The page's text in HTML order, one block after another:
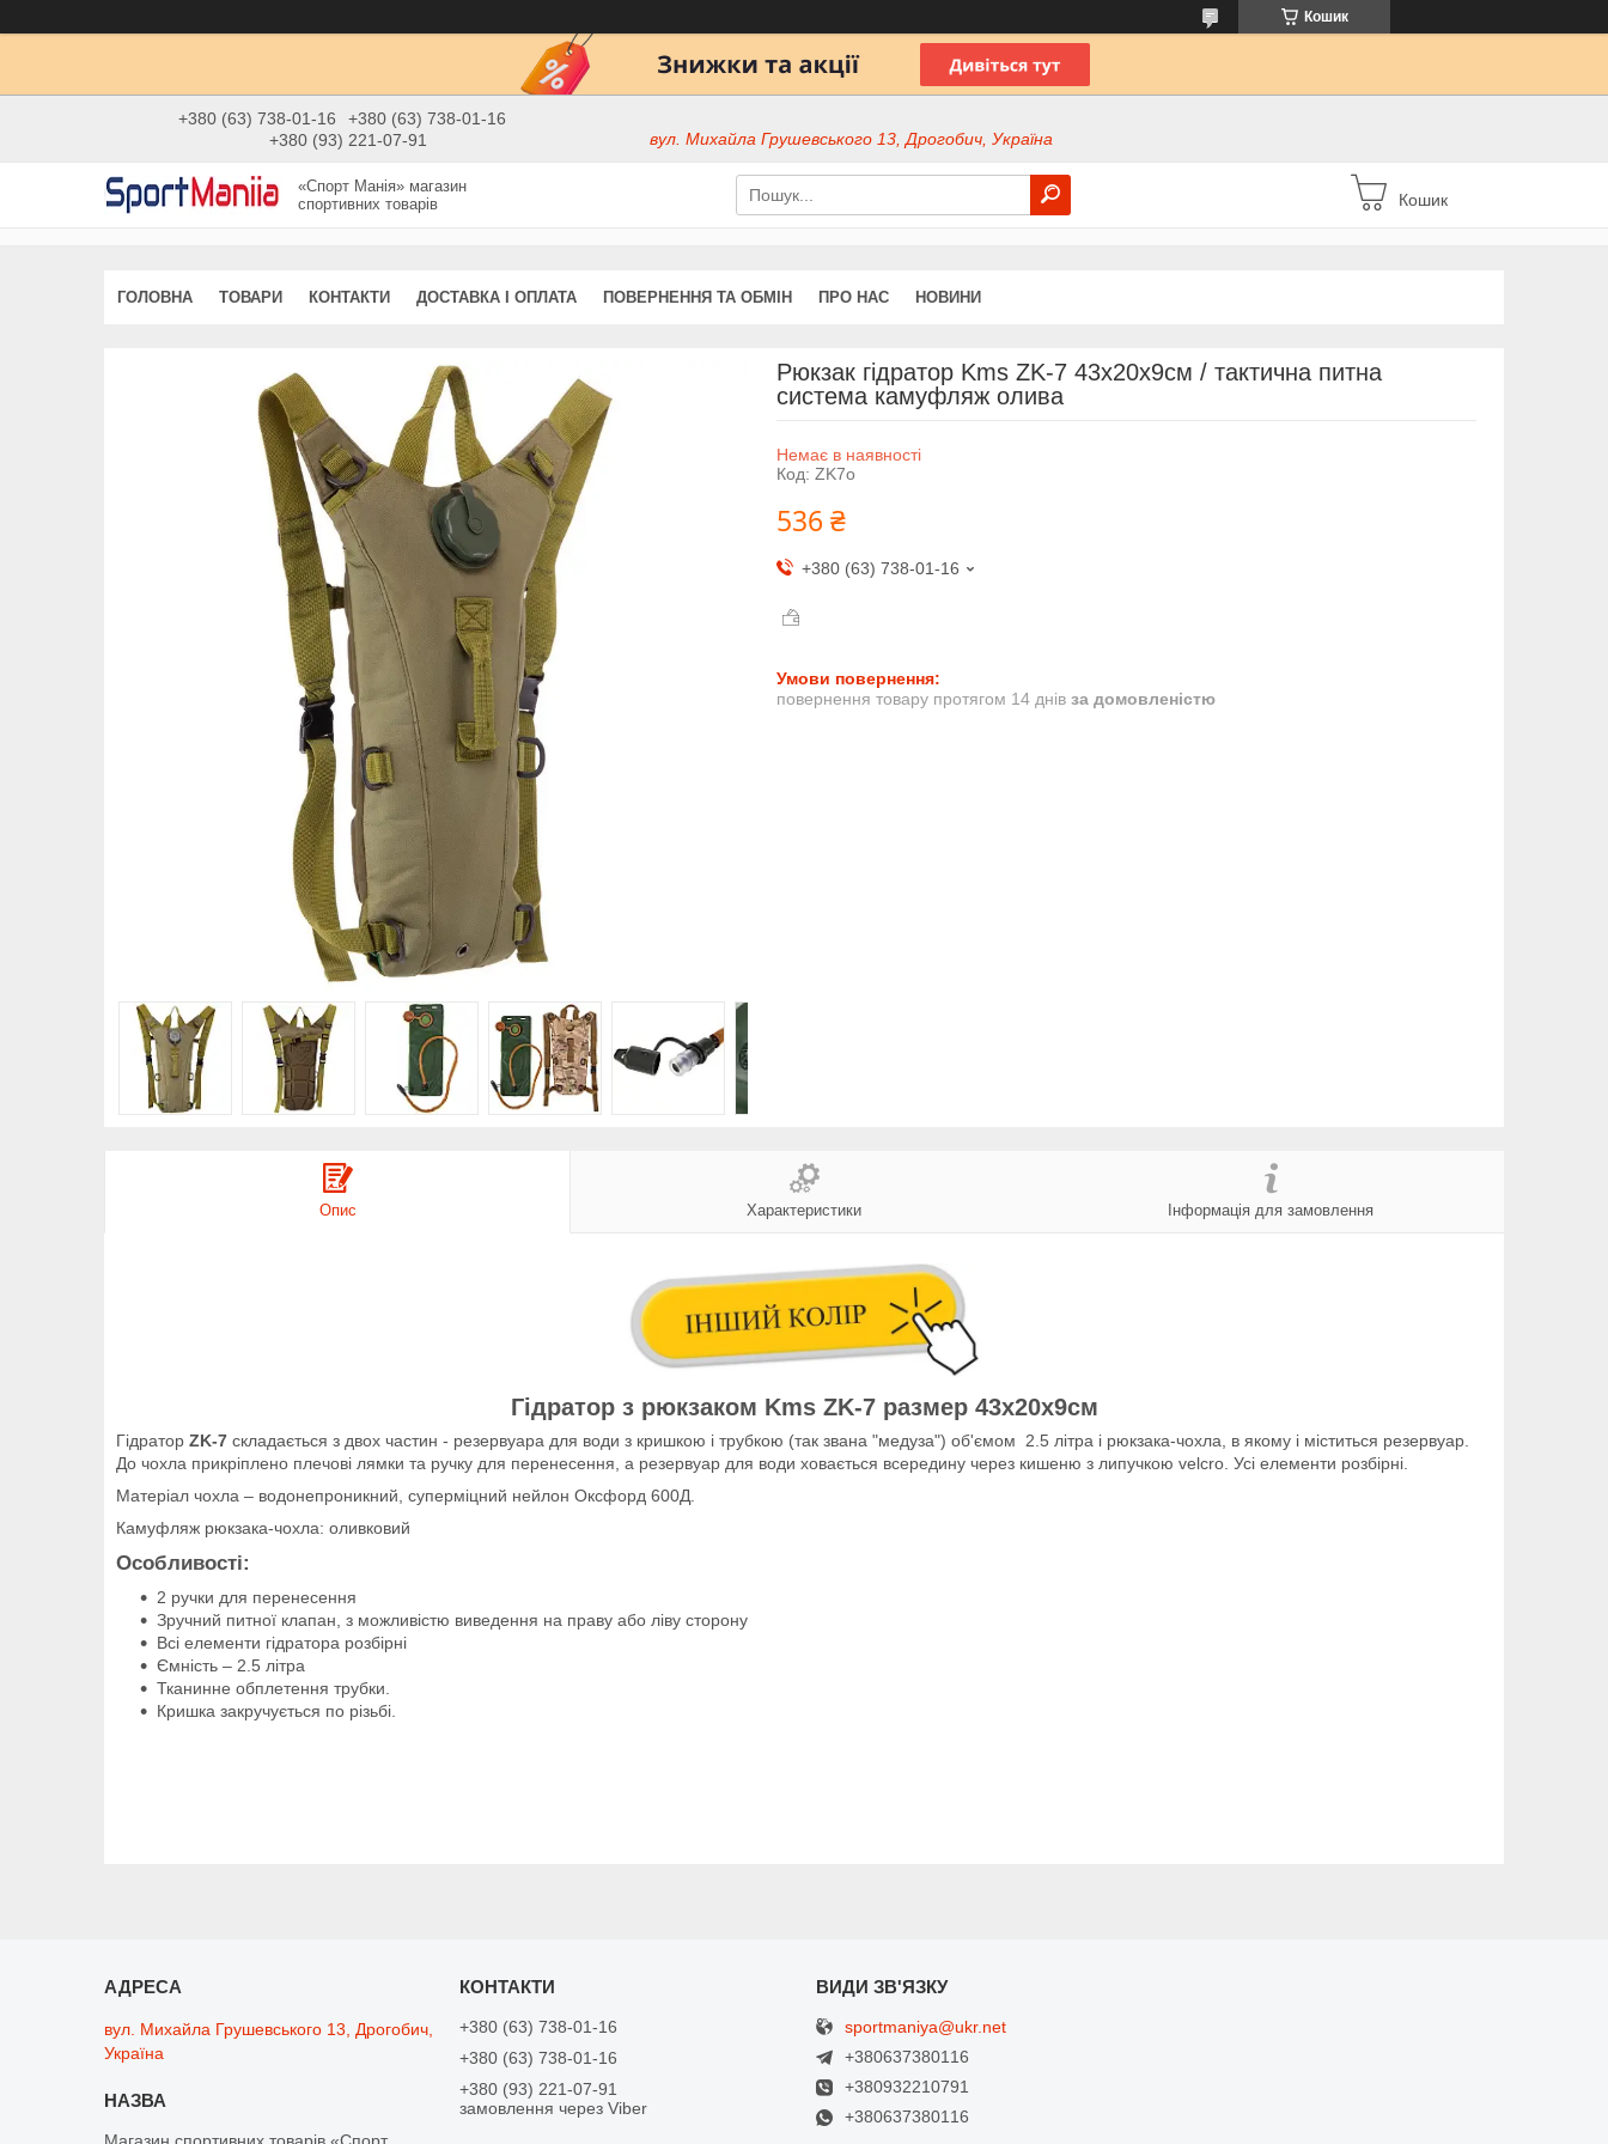
Кошик
+380 (63) 738-01-16
+380 (63) 738-01-16
+380 (93) 221-07-91
вул. Михайла Грушевського 13, Дрогобич, Україна
«Спорт Манія» магазин
спортивних товарів
Кошик
ГОЛОВНА ТОВАРИ КОНТАКТИ ДОСТАВКА І ОПЛАТА ПОВЕРНЕННЯ ТА ОБМІН ПРО НАС НОВИНИ
Рюкзак гідратор Kms ZK-7 43x20x9см / тактична питна
система камуфляж олива
Немає в наявності
Код: ZK7o
536 ₴
+380 (63) 738-01-16
повернення товару протягом 14 днів за домовленістю
Опис Характеристики Інформація для замовлення
Гідратор з рюкзаком Kms ZK-7 размер 43x20x9см
Гідратор ZK-7 складається з двох частин - резервуара для води з кришкою і трубкою (так звана "медуза") об'ємом 2.5 літра і рюкзака-чохла, в якому і міститься резервуар.
До чохла прикріплено плечові лямки та ручку для перенесення, а резервуар для води ховається всередину через кишеню з липучкою velcro. Усі елементи розбірні.
Матеріал чохла – водонепроникний, суперміцний нейлон Оксфорд 600Д.
Камуфляж рюкзака-чохла: оливковий
Особливості:
2 ручки для перенесення
Зручний питної клапан, з можливістю виведення на праву або ліву сторону
Всі елементи гідратора розбірні
Ємність – 2.5 літра
Тканинне обплетення трубки.
Кришка закручується по різьбі.
вул. Михайла Грушевського 13, Дрогобич,
Україна
Магазин спортивних товарів «Спорт
+380 (63) 738-01-16
+380 (63) 738-01-16
+380 (93) 221-07-91
замовлення через Viber
sportmaniya@ukr.net
+380637380116
+380932210791
+380637380116